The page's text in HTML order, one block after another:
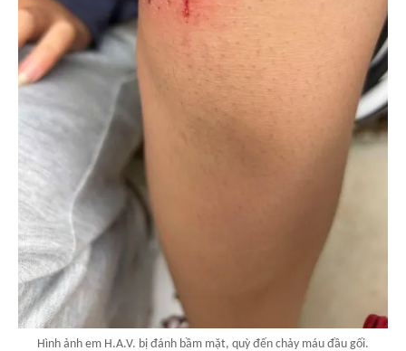
Hình ảnh em H.A.V. bị đánh bầm mặt, quỳ đến chảy máu đầu gối.